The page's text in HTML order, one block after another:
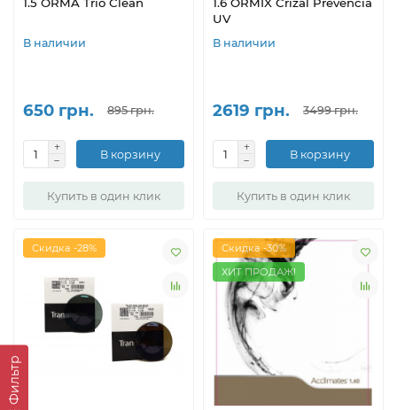
В наличии
650 грн. 895 грн.
В корзину
Купить в один клик
UV
В наличии
2619 грн. 3499 грн.
В корзину
Купить в один клик
Скидка -28%
Скидка -30%
ХИТ ПРОДАЖ!
Фильтр